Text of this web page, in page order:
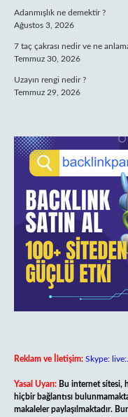
Adanmışlık ne demektir ?
Ağustos 3, 2026
7 taç çakrası nedir ve ne
Temmuz 30, 2026
Uzayın rengi nedir ?
Temmuz 29, 2026
Reklam ve İletişim: Skype:
Yasal Uyarı: Bu internet sitesi,
hiçbir bağlantısı
makaleler paylaşılmaktadır.